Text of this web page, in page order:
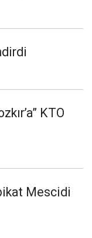
KTO
Mescidi